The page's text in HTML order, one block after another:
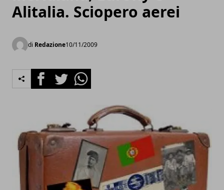
Alitalia. Sciopero aerei
di Redazione10/11/2009
FacebookTwitterWhatsapp